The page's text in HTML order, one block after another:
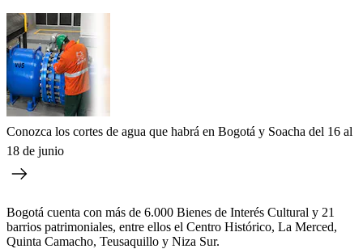
Conozca los cortes de agua que habrá en Bogotá y Soacha del 16 al
18 de junio
Bogotá cuenta con más de 6.000 Bienes de Interés Cultural y 21
barrios patrimoniales, entre ellos el Centro Histórico, La Merced,
Quinta Camacho, Teusaquillo y Niza Sur.